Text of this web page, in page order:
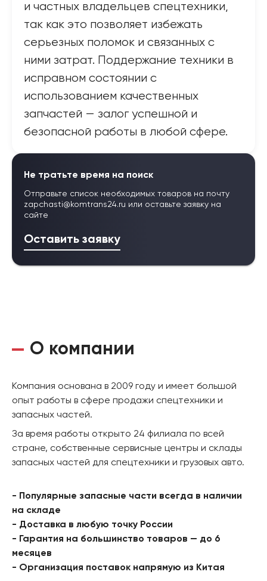
и частных владельцев спецтехники,
так как это позволяет избежать
серьезных поломок и связанных с
ними затрат. Поддержание техники в
исправном состоянии с
использованием качественных
запчастей — залог успешной и
безопасной работы в любой сфере.
Не тратьте время на поиск
Отправьте список необходимых товаров на почту
zapchasti@komtrans24.ru или оставьте заявку на
сайте
Оставить заявку
О компании
Компания основана в 2009 году и имеет большой
опыт работы в сфере продажи спецтехники и
запасных частей.
За время работы открыто 24 филиала по всей
стране, собственные сервисные центры и склады
запасных частей для спецтехники и грузовых авто.
- Популярные запасные части всегда в наличии
на складе
- Доставка в любую точку России
- Гарантия на большинство товаров — до 6
месяцев
- Организация поставок напрямую из Китая